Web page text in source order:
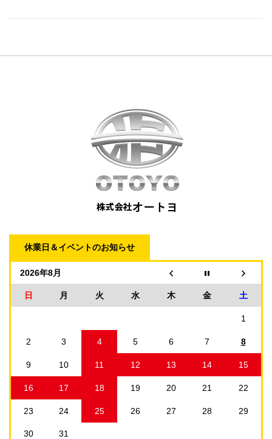
休業日＆イベントのお知らせ
2026年8月
日 月 火 水 木 金 土
1
2 3 4 5 6 7 8
9 10 11 12 13 14 15
16 17 18 19 20 21 22
23 24 25 26 27 28 29
30 31